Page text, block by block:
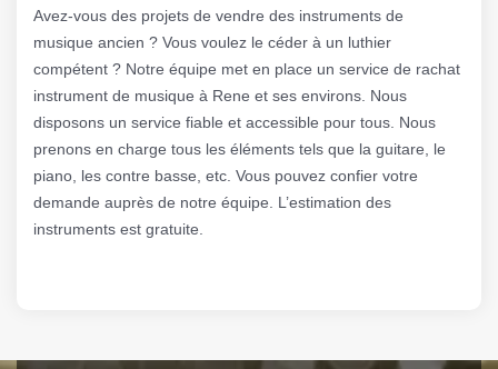
Avez-vous des projets de vendre des instruments de
musique ancien ? Vous voulez le céder à un luthier
compétent ? Notre équipe met en place un service de rachat
instrument de musique à Rene et ses environs. Nous
disposons un service fiable et accessible pour tous. Nous
prenons en charge tous les éléments tels que la guitare, le
piano, les contre basse, etc. Vous pouvez confier votre
demande auprès de notre équipe. L’estimation des
instruments est gratuite.